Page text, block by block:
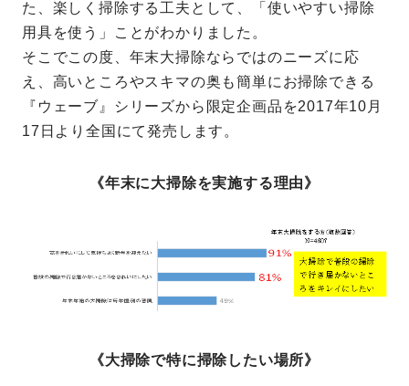
た、楽しく掃除する工夫として、「使いやすい掃除
用具を使う」ことがわかりました。
そこでこの度、年末大掃除ならではのニーズに応
え、高いところやスキマの奥も簡単にお掃除できる
『ウェーブ』シリーズから限定企画品を2017年10月
17日より全国にて発売します。
《年末に大掃除を実施する理由》
《大掃除で特に掃除したい場所》